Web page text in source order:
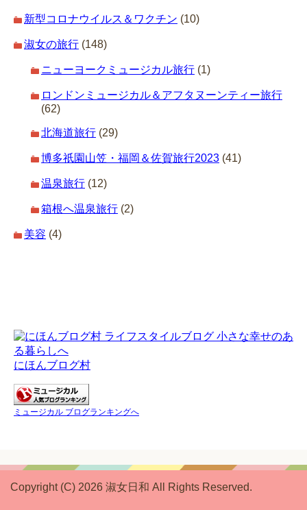
新型コロナウイルス＆ワクチン (10)
淑女の旅行 (148)
ニューヨークミュージカル旅行 (1)
ロンドンミュージカル＆アフタヌーンティー旅行
(62)
北海道旅行 (29)
博多祇園山笠・福岡＆佐賀旅行2023 (41)
温泉旅行 (12)
箱根へ温泉旅行 (2)
美容 (4)
にほんブログ村
ミュージカル ブログランキングへ
Copyright (C) 2026 淑女日和 All Rights Reserved.